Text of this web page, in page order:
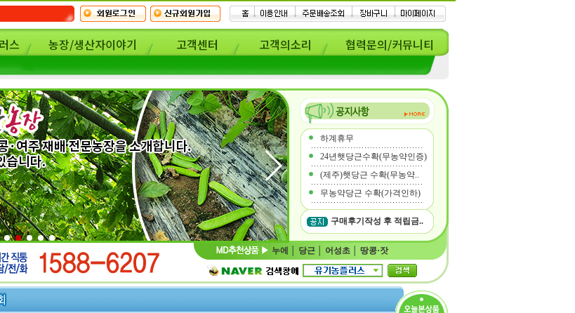
스 농장/생산자이야기 고객센터 고객의소리 협력문의/커뮤니티
하계휴무
24년햇당근수확(무농약인증)
(제주)햇당근 수확(무농약..
무농약당근 수확(가격인하)
구매후기작성 후 적립금..
누에 당근 어성초 땅콩·잣